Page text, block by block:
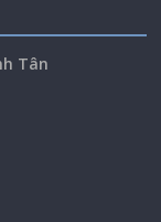
Tân